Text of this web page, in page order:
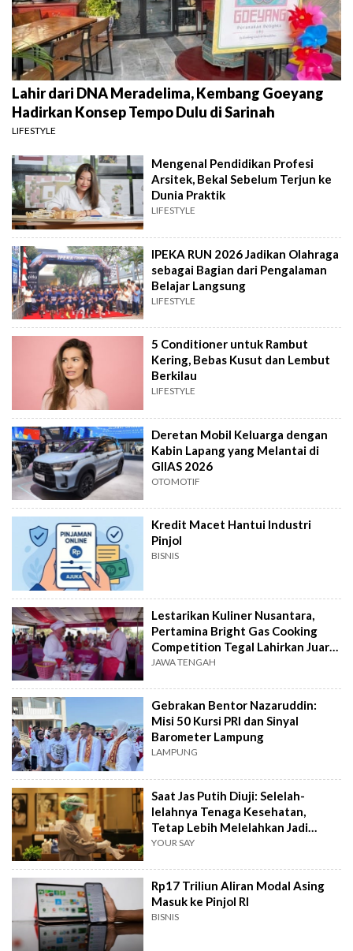
Lahir dari DNA Meradelima, Kembang Goeyang
Hadirkan Konsep Tempo Dulu di Sarinah
LIFESTYLE
Mengenal Pendidikan Profesi
Arsitek, Bekal Sebelum Terjun ke
Dunia Praktik
LIFESTYLE
IPEKA RUN 2026 Jadikan Olahraga
sebagai Bagian dari Pengalaman
Belajar Langsung
LIFESTYLE
5 Conditioner untuk Rambut
Kering, Bebas Kusut dan Lembut
Berkilau
LIFESTYLE
Deretan Mobil Keluarga dengan
Kabin Lapang yang Melantai di
GIIAS 2026
OTOMOTIF
Kredit Macet Hantui Industri
Pinjol
BISNIS
Lestarikan Kuliner Nusantara,
Pertamina Bright Gas Cooking
Competition Tegal Lahirkan Juara
Baru
JAWA TENGAH
Gebrakan Bentor Nazaruddin:
Misi 50 Kursi PRI dan Sinyal
Barometer Lampung
LAMPUNG
Saat Jas Putih Diuji: Selelah-
lelahnya Tenaga Kesehatan,
Tetap Lebih Melelahkan Jadi
Pasien
YOUR SAY
Rp17 Triliun Aliran Modal Asing
Masuk ke Pinjol RI
BISNIS